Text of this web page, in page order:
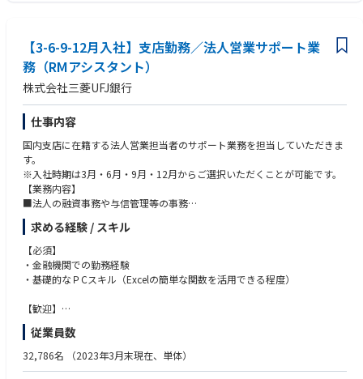
【1】BPO業界の構造変革をリードする経験
「AI時代のBPOはどうあるべきか」という問いに対し、自ら答えを出し、
組織を動かす醍醐味があります。
【2】経営直結の大きな裁量
各エリアの最高責任者として、独自の地域特性を活かしたセンター運営や
組織創りに携わることができます。
【3】最先端AI/DX × オペレーションの知見
AI/DXのプロフェッショナルであるAI戦略統括部と共に、次世代のオペレー
ション体制を構築するスキルが身につきます。
▢将来のキャリアパス
各センターでの実績や変革への貢献度、意欲次第で、以下のようなステッ
プアップが可能です。
要なポジションへ登用される文化です。
■統括センター長：複数拠点を束ね、エリア全体の戦略・P/Lを統括
■部長（ディレクター）：部門全体のトップとして事業を牽引
■経営幹部：全社の経営戦略・事業戦略の策定へ参画
【3-6-9-12月入社】支店勤務／法人営業サポート業
務（RMアシスタント）
株式会社三菱UFJ銀行
仕事内容
国内支店に在籍する法人営業担当者のサポート業務を担当していただきま
す。
※入社時期は3月・6月・9月・12月からご選択いただくことが可能です。
【業務内容】
■法人の融資事務や与信管理等の事務
■メールや電話等によるお客さまとの折衝（一部外訪も有）
■行内関係各部との連携
【キャリアパス】
営業サポート領域での専門性を高めるキャリアのほか、ご本人が希望する
求める経験 / スキル
【必須】
・金融機関での勤務経験
・基礎的なＰCスキル（Excelの簡単な関数を活用できる程度）
【歓迎】
・銀行の融資事務や預為事務またはそれに準じた職務経験を有する方
従業員数
32,786名 （2023年3月末現在、単体）